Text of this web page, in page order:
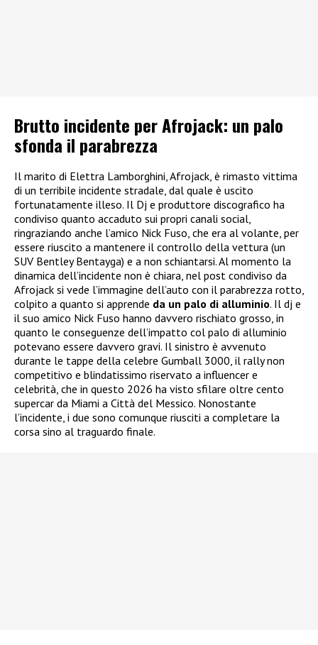
Brutto incidente per Afrojack: un palo
sfonda il parabrezza
Il marito di Elettra Lamborghini, Afrojack, è rimasto vittima
di un terribile incidente stradale, dal quale è uscito
fortunatamente illeso. Il Dj e produttore discografico ha
condiviso quanto accaduto sui propri canali social,
ringraziando anche l’amico Nick Fuso, che era al volante, per
essere riuscito a mantenere il controllo della vettura (un
SUV Bentley Bentayga) e a non schiantarsi. Al momento la
dinamica dell’incidente non è chiara, nel post condiviso da
Afrojack si vede l’immagine dell’auto con il parabrezza rotto,
colpito a quanto si apprende da un palo di alluminio. Il dj e
il suo amico Nick Fuso hanno davvero rischiato grosso, in
quanto le conseguenze dell’impatto col palo di alluminio
potevano essere davvero gravi. Il sinistro è avvenuto
durante le tappe della celebre Gumball 3000, il rally non
competitivo e blindatissimo riservato a influencer e
celebrità, che in questo 2026 ha visto sfilare oltre cento
supercar da Miami a Città del Messico. Nonostante
l’incidente, i due sono comunque riusciti a completare la
corsa sino al traguardo finale.